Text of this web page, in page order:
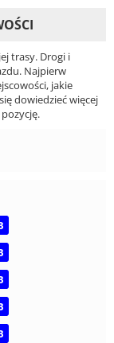
trasy. Drogi i
Najpierw
jakie
dowiedzieć więcej